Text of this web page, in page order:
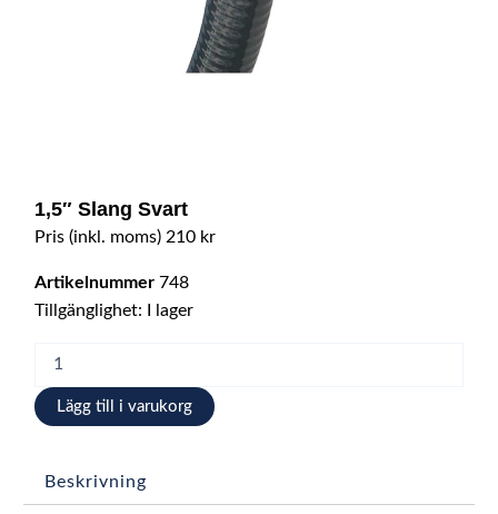
1,5″ Slang Svart
Pris (inkl. moms) 210 kr
Artikelnummer 748
Tillgänglighet: I lager
1,5"
mängd
Lägg till i varukorg
Beskrivning